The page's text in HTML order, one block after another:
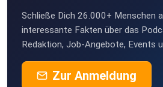
gerichtete
JAK2-Inhibitoren mit weniger off-
Siehe
z.B. "Preclinical studies of
JAK2/FLT3 inhibitor, in treatment
Schließe Dich 26.000+ Menschen
interessante Fakten über das
Redaktion, Job-Angebote, Events
Zur Anmeldung